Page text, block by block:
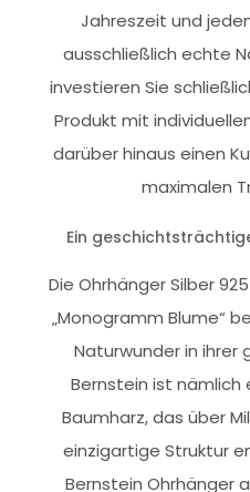
Jahreszeit und
ausschließlich echte
investieren Sie
Produkt mit
darüber hinaus einen
maximalen
Ein
Die Ohrhänger Silber
„Monogramm Blume“
Naturwunder in ihrer
Bernstein ist nämlich
Baumharz, das über
einzigartige Struktur
Bernstein Ohrhänger